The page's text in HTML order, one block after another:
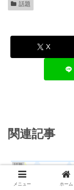
話題
X
関連記事
話題
メニュー ホーム